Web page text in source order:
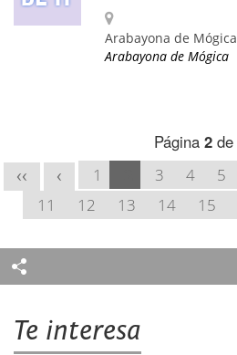
Arabayona de Mógica
Arabayona de Mógica
Página 2 de
<< < 1 3 4 5
11
12 13 14 15
Te interesa